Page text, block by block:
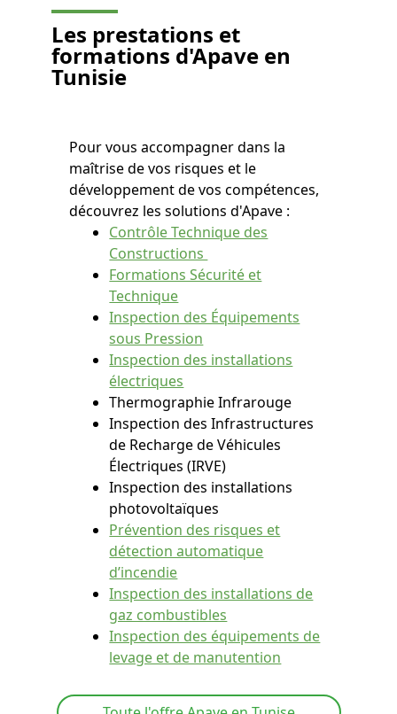
Les prestations et
formations d'Apave en
Tunisie
Pour vous accompagner dans la
maîtrise de vos risques et le
développement de vos compétences,
découvrez les solutions d'Apave :
Contrôle Technique des
Constructions
Formations Sécurité et
Technique
Inspection des Équipements
sous Pression
Inspection des installations
électriques
Thermographie Infrarouge
Inspection des Infrastructures
de Recharge de Véhicules
Électriques (IRVE)
Inspection des installations
photovoltaïques
Prévention des risques et
détection automatique
d’incendie
Inspection des installations de
gaz combustibles
Inspection des équipements de
levage et de manutention